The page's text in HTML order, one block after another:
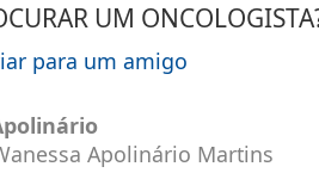
UM
para um amigo
Apolinário Martins